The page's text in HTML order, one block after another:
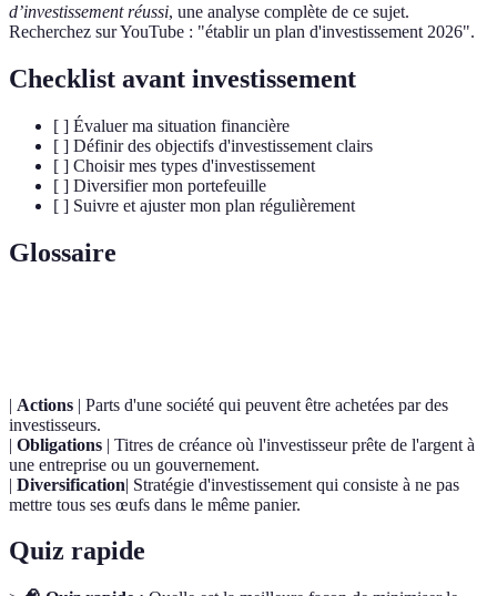
d’investissement réussi, une analyse complète de ce sujet.
Recherchez sur YouTube : "établir un plan d'investissement 2026".
Checklist avant investissement
[ ] Évaluer ma situation financière
[ ] Définir des objectifs d'investissement clairs
[ ] Choisir mes types d'investissement
[ ] Diversifier mon portefeuille
[ ] Suivre et ajuster mon plan régulièrement
Glossaire
| Actions | Parts d'une société qui peuvent être achetées par des
investisseurs.
| Obligations | Titres de créance où l'investisseur prête de l'argent à
une entreprise ou un gouvernement.
| Diversification| Stratégie d'investissement qui consiste à ne pas
mettre tous ses œufs dans le même panier.
Quiz rapide